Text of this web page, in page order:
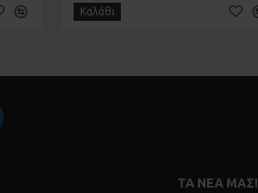
Καλάθι
ΤΑ ΝΈΑ ΜΑΣ!